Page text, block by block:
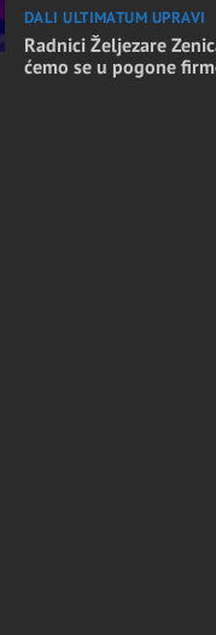
DALI ULTIMATUM UPRAVI
Radnici Željezare
ćemo se u pogone